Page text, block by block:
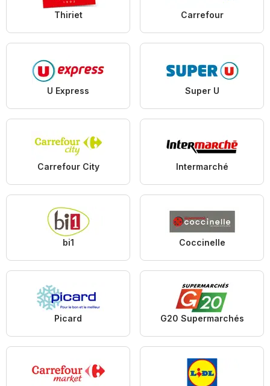
Thiriet Carrefour
U Express Super U
Carrefour City Intermarché
bi1 Coccinelle
Picard G20 Supermarchés